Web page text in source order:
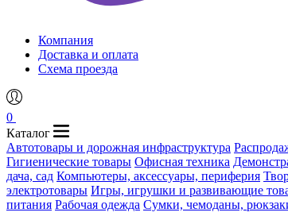
Компания
Доставка и оплата
Схема проезда
0
Каталог
Автотовары и дорожная инфраструктура
Гигиенические товары Офисная техника
дача, сад Компьютеры, аксессуары, периферия
электротовары Игры, игрушки и развивающие
питания Рабочая одежда Сумки, чемоданы,